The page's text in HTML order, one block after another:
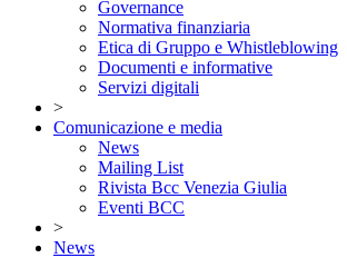
Governance
Normativa finanziaria
Etica di Gruppo e Whistleblowing
Documenti e informative
Servizi digitali
>
Comunicazione e media
News
Mailing List
Rivista Bcc Venezia Giulia
Eventi BCC
>
News